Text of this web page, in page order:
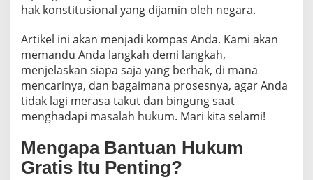
hak konstitusional yang dijamin oleh negara.
Artikel ini akan menjadi kompas Anda. Kami akan
memandu Anda langkah demi langkah,
menjelaskan siapa saja yang berhak, di mana
mencarinya, dan bagaimana prosesnya, agar Anda
tidak lagi merasa takut dan bingung saat
menghadapi masalah hukum. Mari kita selami!
Mengapa Bantuan Hukum
Gratis Itu Penting?